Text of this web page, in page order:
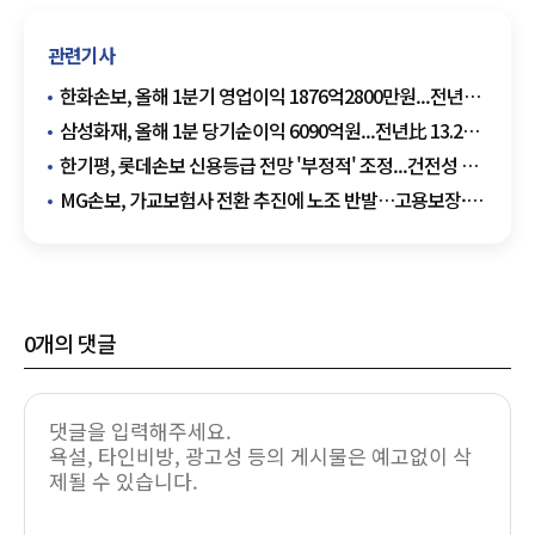
관련기사
한화손보, 올해 1분기 영업이익 1876억2800만원...전년比
8.8% ↑
삼성화재, 올해 1분 당기순이익 6090억원...전년比 13.2%
↓
한기평, 롯데손보 신용등급 전망 '부정적' 조정...건전성 및
자본 관리 부담 ↑
MG손보, 가교보험사 전환 추진에 노조 반발…고용보장·
0개의 댓글